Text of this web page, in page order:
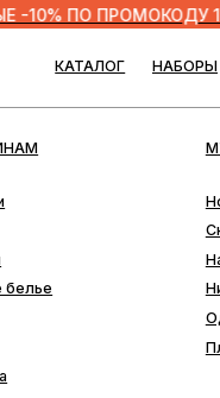
ПРОМОКОДУ 10MORE
КАТАЛОГ НАБОРЫ
Нижнее